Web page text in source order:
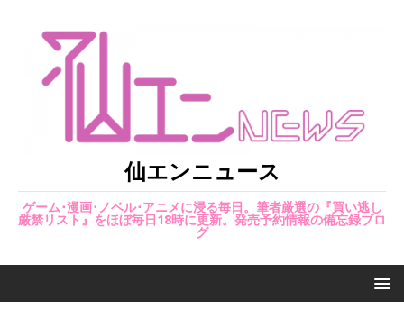
仙エンニュース
ゲーム･漫画･ノベル･アニメに浸る毎日。筆者厳選の『買い逃し
厳禁リスト』をほぼ毎日18時に更新。発売予約情報の備忘録ブロ
グ